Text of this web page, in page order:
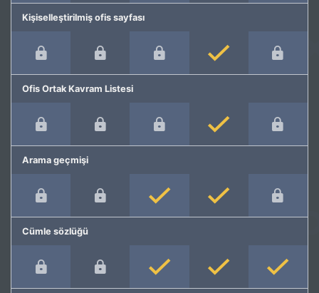
Kişiselleştirilmiş ofis sayfası
Ofis Ortak Kavram Listesi
Arama geçmişi
Cümle sözlüğü